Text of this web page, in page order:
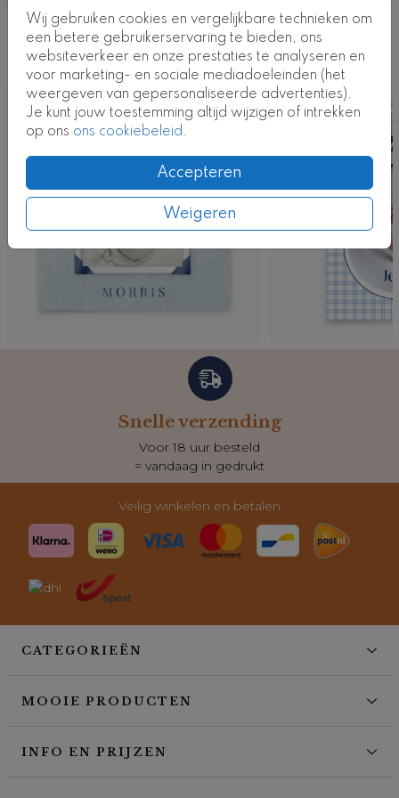
Wij gebruiken cookies en vergelijkbare technieken om
een betere gebruikerservaring te bieden, ons
websiteverkeer en onze prestaties te analyseren en
voor marketing- en sociale mediadoeleinden (het
weergeven van gepersonaliseerde advertenties).
Je kunt jouw toestemming altijd wijzigen of intrekken
op ons ons cookiebeleid.
Accepteren
Weigeren
Deze ontwerpen vind je misschien ook
leuk
Fotokaart
Veilig winkelen en betalen
CATEGORIEËN
MOOIE PRODUCTEN
INFO EN PRIJZEN